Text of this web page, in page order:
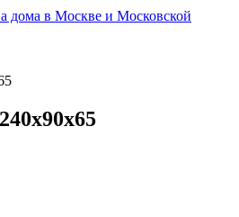
дома в Москве и Московской